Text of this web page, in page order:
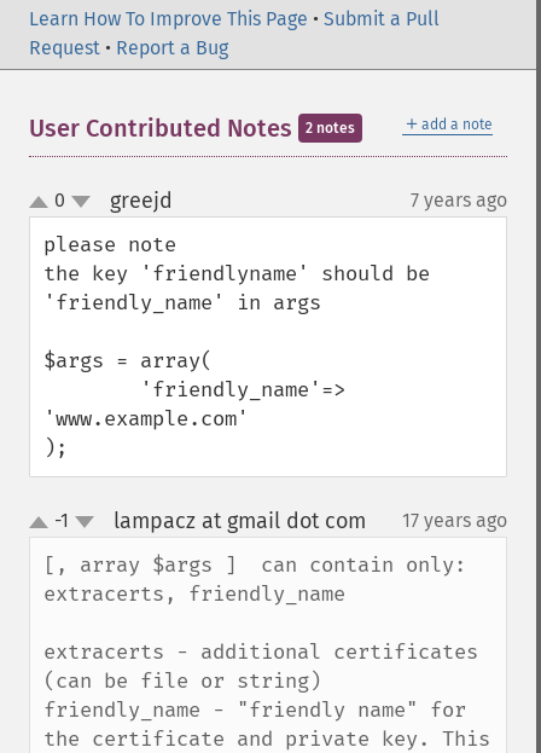
Learn How To Improve This Page • Submit a Pull
Request • Report a Bug
＋ add a note
User Contributed Notes 2 notes
up
down
0 greejd 7 years ago
please note
the key 'friendlyname' should be
'friendly_name' in args
$args = array(
'www.example.com'
);
up
down
-1 lampacz at gmail dot com 17 years ago
[, array $args ]  can contain only:
extracerts, friendly_name
extracerts - additional certificates
(can be file or string)
friendly_name - "friendly name" for
the certificate and private key. This